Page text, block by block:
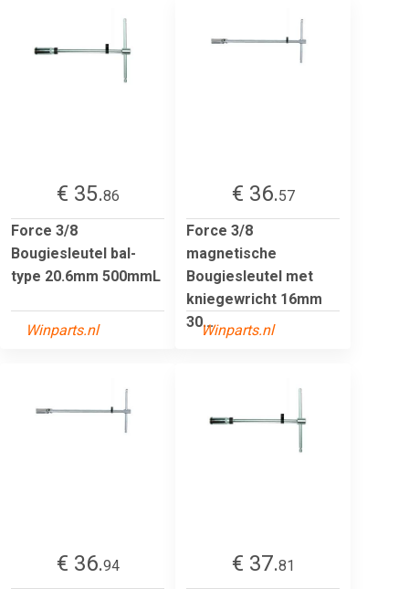
€ 35.86
Force 3/8
Bougiesleutel bal-
type 20.6mm 500mmL
Winparts.nl
€ 36.57
Force 3/8
magnetische
Bougiesleutel met
kniegewricht 16mm
30...Winparts.nl
€ 36.94 € 37.81